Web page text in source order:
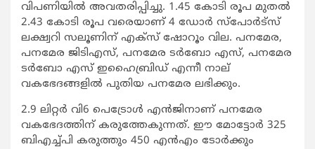
വിപണിയില്‍ അവതരിപ്പിച്ചു. 1.45 കോടി രൂപ മുതല്‍
2.43 കോടി രൂപ വരെയാണ് 4 ഡോര്‍ സ്‌പോര്‍ട്‌സ്
ലക്ഷ്വറി സലൂണിന് എക്‌സ് ഷോറൂം വില. പനമേര,
പനമേര ജിടിഎസ്, പനമേര ടര്‍ബോ എസ്, പനമേര
ടര്‍ബോ എസ് ഇഹൈബ്രിഡ് എന്നീ നാല്
വകഭേദങ്ങളില്‍ പുതിയ പനമേര ലഭിക്കും.
2.9 ലിറ്റര്‍ വി6 പെട്രോള്‍ എന്‍ജിനാണ് പനമേര
വകഭേദത്തിന് കരുത്തേകുന്നത്. ഈ മോട്ടോര്‍ 325
ബിഎച്ച്പി കരുത്തും 450 എന്‍എം ടോര്‍ക്കും